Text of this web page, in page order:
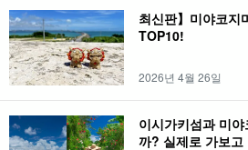
보양천 종유동 물고기
미야코지마 온천 생물 낚시 스카이스포츠
식물 해양 스포츠 八重干瀬
드라이브 코스 슈퍼 나이트 투어 푸른 동굴
한 바퀴 편의점 카누
가족여행 선라이즈 이케마지마 시마지리 맹그로브
최신판】미야코지
TOP10!
2026년 4월 26일
이시가키섬과 미
까? 실제로 가보고